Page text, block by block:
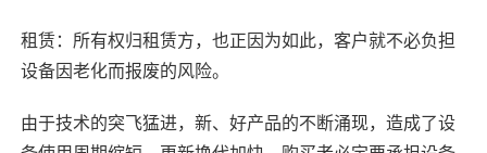
租赁：所有权归租赁方，也正因为如此，客户就不必负担
设备因老化而报废的风险。
由于技术的突飞猛进，新、好产品的不断涌现，造成了设